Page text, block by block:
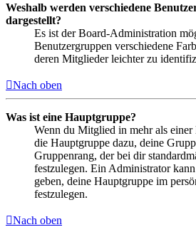
Weshalb werden verschiedene
dargestellt?
Es ist der Board-Administration
Benutzergruppen verschiedene
deren Mitglieder leichter zu
Nach oben
Was ist eine Hauptgruppe?
Wenn du Mitglied in mehr als
die Hauptgruppe dazu, deine
Gruppenrang, der bei dir
festzulegen. Ein Administrator
geben, deine Hauptgruppe im
festzulegen.
Nach oben